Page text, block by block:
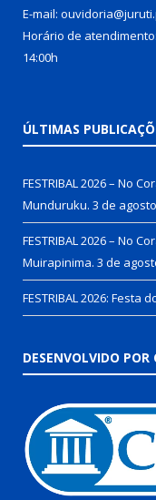
E-mail:
Horário de
14:00h
ÚLTIMAS
FESTRIBAL 2026 – No
Munduruku. 3 de
FESTRIBAL 2026 – No
Muirapinima. 3 de
FESTRIBAL 2026: Festa
DESENVOLVIDO POR